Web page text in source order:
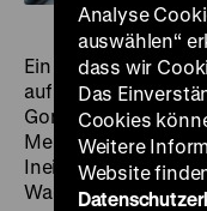
Ein Debütfilm, der
auf vieles verweist,
Gomes ausmacht:
Melancholie und
Ineinander von
Wachzustand.
Analyse
auswählen“
dass wir
Das
Cookies
Weitere
Website